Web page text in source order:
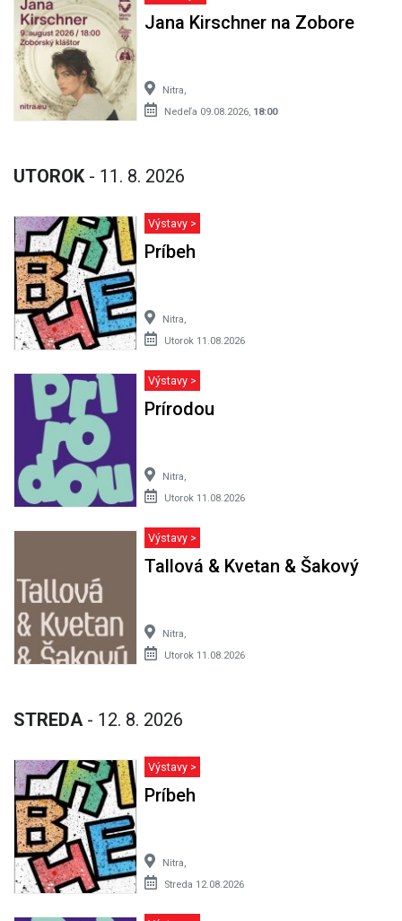
Jana Kirschner na Zobore
Nitra,
Nedeľa 09.08.2026, 18:00
UTOROK - 11. 8. 2026
Výstavy >
Príbeh
Nitra,
Utorok 11.08.2026
Výstavy >
Prírodou
Nitra,
Utorok 11.08.2026
Výstavy >
Tallová & Kvetan & Šakový
Nitra,
Utorok 11.08.2026
STREDA - 12. 8. 2026
Výstavy >
Príbeh
Nitra,
Streda 12.08.2026